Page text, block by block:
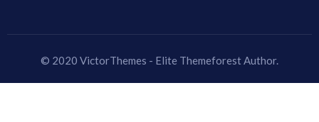
© 2020 VictorThemes - Elite Themeforest Author.